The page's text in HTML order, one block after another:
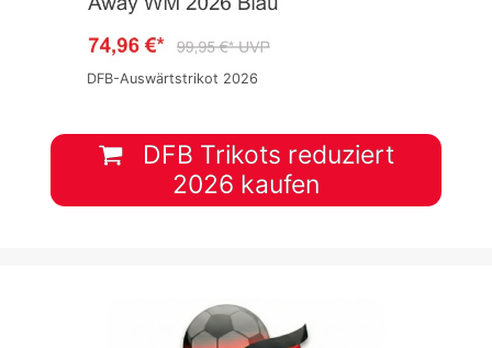
DFB-Auswärtstrikot 2026
DFB Trikots reduziert
2026 kaufen